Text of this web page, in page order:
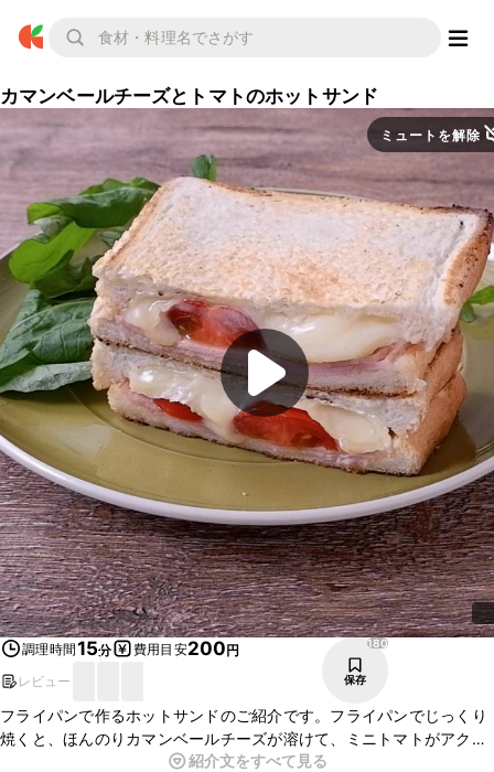
カマンベールチーズとトマトのホットサンド
ミュートを解除
調理時間15分 費用目安200円
レビュー
180
保存
フライパンで作るホットサンドのご紹介です。フライパンでじっくり
焼くと、ほんのりカマンベールチーズが溶けて、ミニトマトがアクセ
ントになっておいしいですよ。朝ごはんやブランチにぴったりです。
紹介文をすべて見る